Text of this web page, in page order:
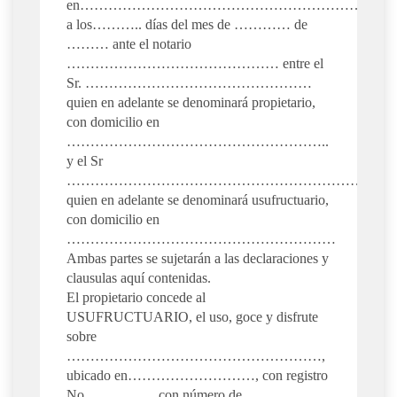
a los……….. días del mes de ………… de
……… ante el notario
……………………………………… entre el
Sr. …………………………………………
quien en adelante se denominará propietario,
con domicilio en
………………………………………………..
y el Sr
…………………………………………………………..
quien en adelante se denominará usufructuario,
con domicilio en
…………………………………………………
Ambas partes se sujetarán a las declaraciones y
clausulas aquí contenidas.
El propietario concede al
USUFRUCTUARIO, el uso, goce y disfrute
sobre
………………………………………………,
ubicado en………………………, con registro